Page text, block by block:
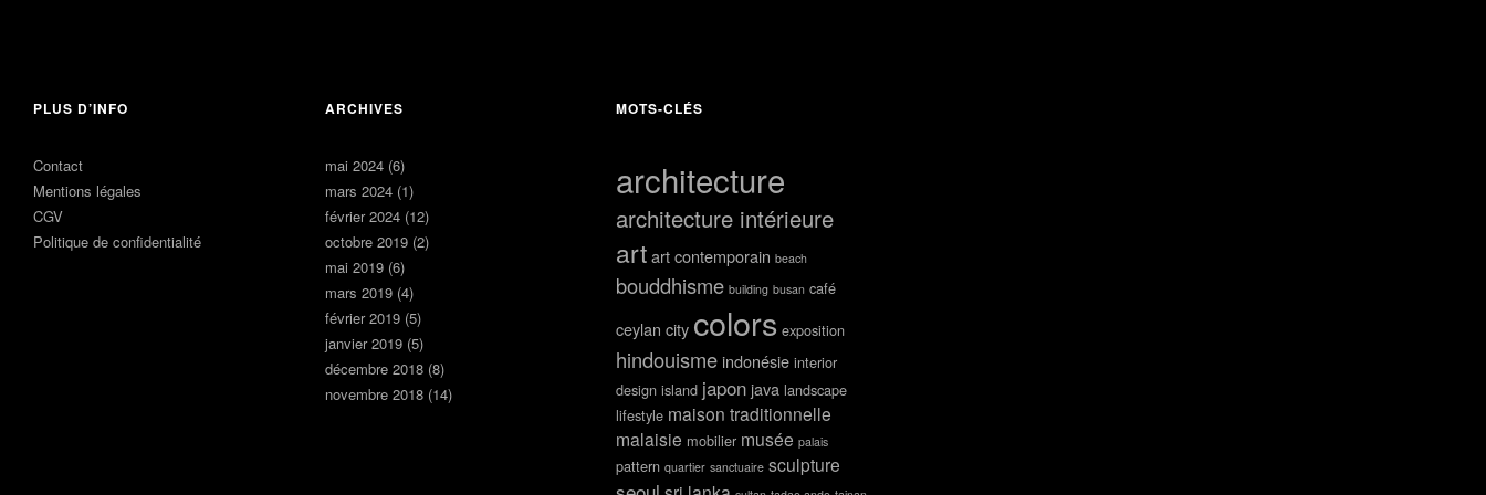
2018
a un
commentaire
PLUS D’INFO
Contact
Mentions légales
CGV
Politique de confidentialité
ARCHIVES
mai 2024(6)
mars 2024(1)
février 2024(12)
octobre 2019(2)
mai 2019(6)
mars 2019(4)
février 2019(5)
janvier 2019(5)
décembre 2018(8)
novembre 2018(14)
MOTS-CLÉS
architecture
architecture intérieure
art art contemporain beach
bouddhisme building busan café
ceylan city colors exposition
hindouisme indonésie interior
design island japon java landscape
lifestyle maison traditionnelle
malaisie mobilier musée palais
pattern quartier sanctuaire sculpture